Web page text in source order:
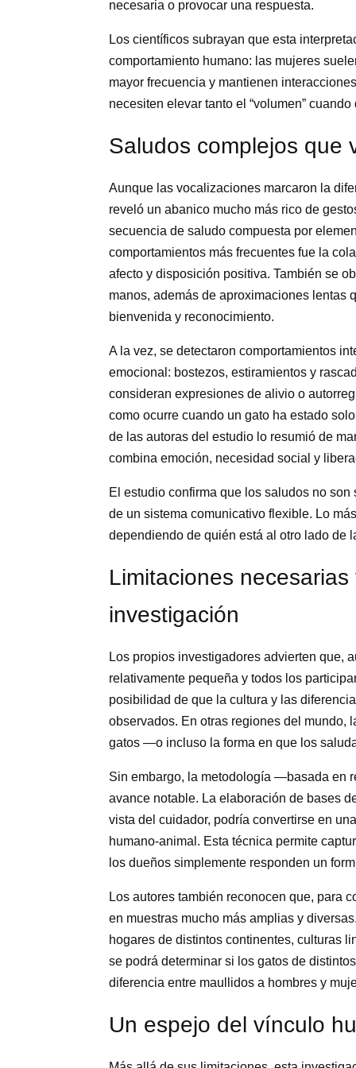
necesaria o provocar una respuesta.
Los científicos subrayan que esta
comportamiento humano: las mujeres
mayor frecuencia y mantienen
necesiten elevar tanto el “volumen”
Saludos complejos que
Aunque las vocalizaciones marcaron la
reveló un abanico mucho más rico de
secuencia de saludo compuesta por
comportamientos más frecuentes fue la
afecto y disposición positiva. También se
manos, además de aproximaciones lentas
bienvenida y reconocimiento.
A la vez, se detectaron comportamientos
emocional: bostezos, estiramientos y
consideran expresiones de alivio o
como ocurre cuando un gato ha estado
de las autoras del estudio lo resumió de
combina emoción, necesidad social y
El estudio confirma que los saludos no
de un sistema comunicativo flexible. Lo
dependiendo de quién está al otro lado de
Limitaciones
investigación
Los propios investigadores advierten que,
relativamente pequeña y todos los
posibilidad de que la cultura y las
observados. En otras regiones del mundo,
gatos —o incluso la forma en que los
Sin embargo, la metodología —basada en
avance notable. La elaboración de bases
vista del cuidador, podría convertirse en
humano-animal. Esta técnica permite
los dueños simplemente responden un
Los autores también reconocen que, para
en muestras mucho más amplias y
hogares de distintos continentes, culturas
se podrá determinar si los gatos de
diferencia entre maullidos a hombres y
Un espejo del vínculo